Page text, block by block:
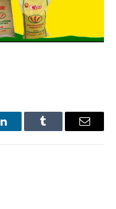
LinkedInTumblr Email